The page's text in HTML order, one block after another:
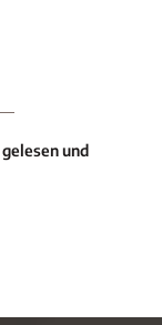
gelesen und